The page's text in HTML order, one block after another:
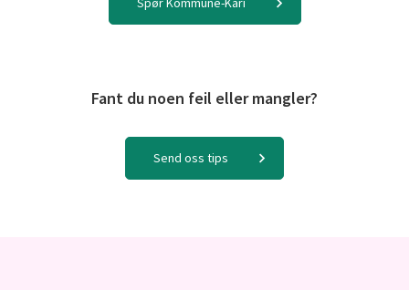
Fant du noen feil eller mangler?
Send oss tips